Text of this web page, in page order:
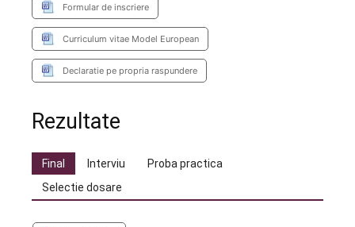
Formular de inscriere
Curriculum vitae Model European
Declaratie pe propria raspundere
Rezultate
Final Interviu
Proba practica
Selectie dosare